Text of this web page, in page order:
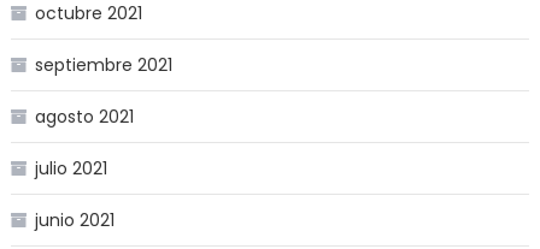
octubre 2021
septiembre 2021
agosto 2021
julio 2021
junio 2021